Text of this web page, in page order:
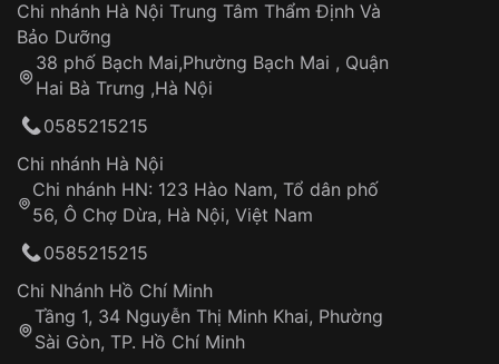
Áp dụng cho tất cả tỉnh thành trên toàn quốc
Thời gian tính từ khi xác nhận đơn hàng thành
công
Hotline: 0585 215 215
Từ khóa SEO:
Dây đeo
Sản phẩm đã bị:
Tự ý sửa chữa
thống VNLUX
Đảm bảo quyền lợi khách hàng
Đồng hành cùng khách hàng trong suốt quá
trình sử dụng
Chi nhánh Hà Nội Trung Tâm Thẩm Định Và
Bảo Dưỡng
38 phố Bạch Mai,Phường Bạch Mai , Quận
Hai Bà Trưng ,Hà Nội
0585215215
Chi nhánh Hà Nội
Chi nhánh HN: 123 Hào Nam, Tổ dân phố
56, Ô Chợ Dừa, Hà Nội, Việt Nam
0585215215
Chi Nhánh Hồ Chí Minh
Tầng 1, 34 Nguyễn Thị Minh Khai, Phường
Sài Gòn, TP. Hồ Chí Minh